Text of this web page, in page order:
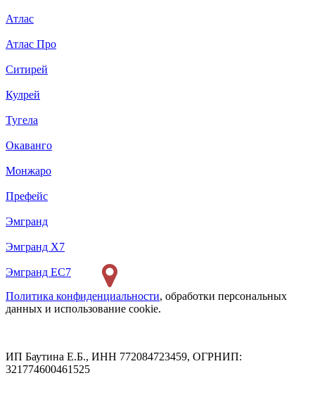
Атлас
Атлас Про
Ситирей
Кулрей
Тугела
Окаванго
Монжаро
Префейс
Эмгранд
Эмгранд Х7
Эмгранд ЕС7
Политика конфиденциальности, обработки персональных
данных и использование cookie.
ИП Баутина Е.Б., ИНН 772084723459, ОГРНИП:
321774600461525